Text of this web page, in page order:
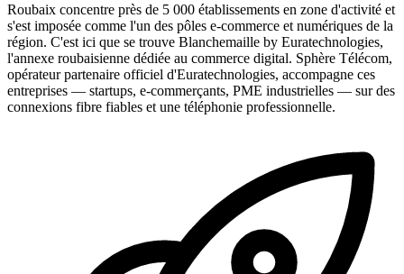
Roubaix concentre près de 5 000 établissements en zone d'activité et
s'est imposée comme l'un des pôles e-commerce et numériques de la
région. C'est ici que se trouve Blanchemaille by Euratechnologies,
l'annexe roubaisienne dédiée au commerce digital. Sphère Télécom,
opérateur partenaire officiel d'Euratechnologies, accompagne ces
entreprises — startups, e-commerçants, PME industrielles — sur des
connexions fibre fiables et une téléphonie professionnelle.